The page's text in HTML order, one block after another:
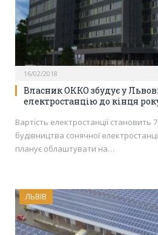
16/02/2018
Власник ОККО збудує у
електростанцію до кінця
Вартість електростанції становить
будівництва сонячної
планує облаштувати на…
ЛЬВІВ